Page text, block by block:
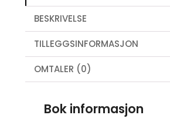
BESKRIVELSE
TILLEGGSINFORMASJON
OMTALER (0)
Bok informasjon